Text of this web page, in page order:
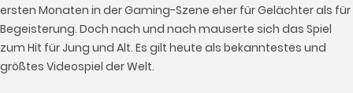
ersten Monaten in der Gaming-Szene eher für Gelächter als für
Begeisterung. Doch nach und nach mauserte sich das Spiel
zum Hit für Jung und Alt. Es gilt heute als bekanntestes und
größtes Videospiel der Welt.